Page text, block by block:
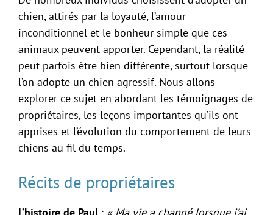
chien, attirés par la loyauté, l’amour
inconditionnel et le bonheur simple que ces
animaux peuvent apporter. Cependant, la réalité
peut parfois être bien différente, surtout lorsque
l’on adopte un chien agressif. Nous allons
explorer ce sujet en abordant les témoignages de
propriétaires, les leçons importantes qu’ils ont
apprises et l’évolution du comportement de leurs
chiens au fil du temps.
Récits de propriétaires
L’histoire de Paul: « Ma vie a changé lorsque j’ai